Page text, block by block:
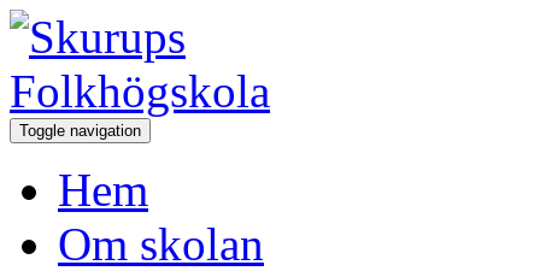
Toggle navigation
Hem
Om skolan